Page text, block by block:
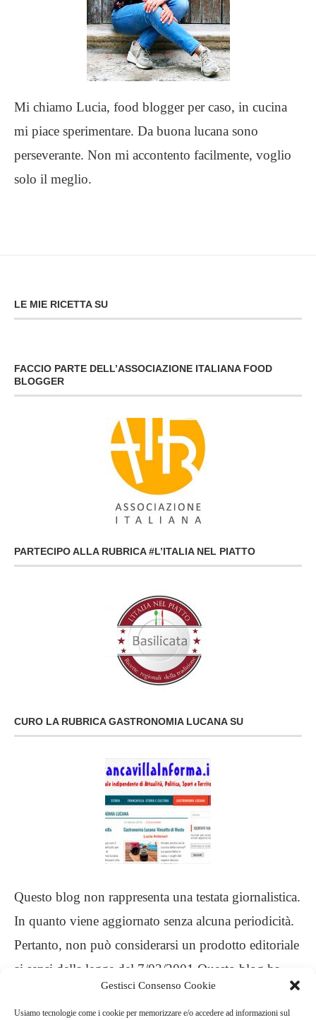
Gestisci Consenso Cookie
Usiamo tecnologie come i cookie per memorizzare e/o accedere ad informazioni sul
Mi chiamo Lucia, food blogger per caso, in cucina
mi piace sperimentare. Da buona lucana sono
perseverante. Non mi accontento facilmente, voglio
solo il meglio.
LE MIE RICETTA SU
FACCIO PARTE DELL’ASSOCIAZIONE ITALIANA FOOD
BLOGGER
PARTECIPO ALLA RUBRICA #L’ITALIA NEL PIATTO
CURO LA RUBRICA GASTRONOMIA LUCANA SU
Questo blog non rappresenta una testata giornalistica.
In quanto viene aggiornato senza alcuna periodicità.
Pertanto, non può considerarsi un prodotto editoriale
ai sensi della legge del 7/03/2001 Questo blog ha
carattere personale, non è mio intento infrangere
alcun diritto d’autore